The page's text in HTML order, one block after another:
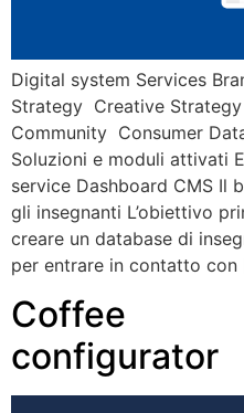
Digital system Services
Strategy Creative
Community Consumer
Soluzioni e moduli attivati
service Dashboard CMS Il
gli insegnanti L’obiettivo
creare un database di
per entrare in contatto
Coffee
configurator